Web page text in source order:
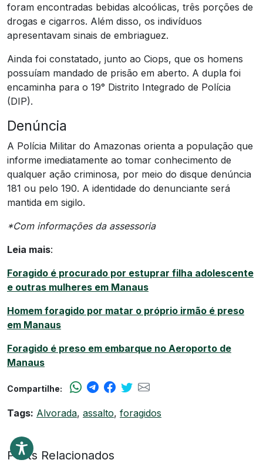
foram encontradas bebidas alcoólicas, três porções de
drogas e cigarros. Além disso, os indivíduos
apresentavam sinais de embriaguez.
Ainda foi constatado, junto ao Ciops, que os homens
possuíam mandado de prisão em aberto. A dupla foi
encaminha para o 19° Distrito Integrado de Polícia
(DIP).
Denúncia
A Polícia Militar do Amazonas orienta a população que
informe imediatamente ao tomar conhecimento de
qualquer ação criminosa, por meio do disque denúncia
181 ou pelo 190. A identidade do denunciante será
mantida em sigilo.
*Com informações da assessoria
Leia mais:
Foragido é procurado por estuprar filha adolescente
e outras mulheres em Manaus
Homem foragido por matar o próprio irmão é preso
em Manaus
Foragido é preso em embarque no Aeroporto de
Manaus
Compartilhe:
Tags: Alvorada, assalto, foragidos
Posts Relacionados